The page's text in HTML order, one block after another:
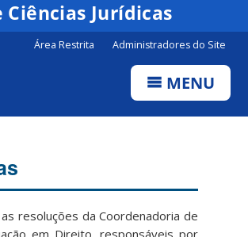
Canais
Ciências Jurídicas
Área Restrita Administradores do Site
MENU
resoluções da Coordenadoria de
em Direito, responsáveis por